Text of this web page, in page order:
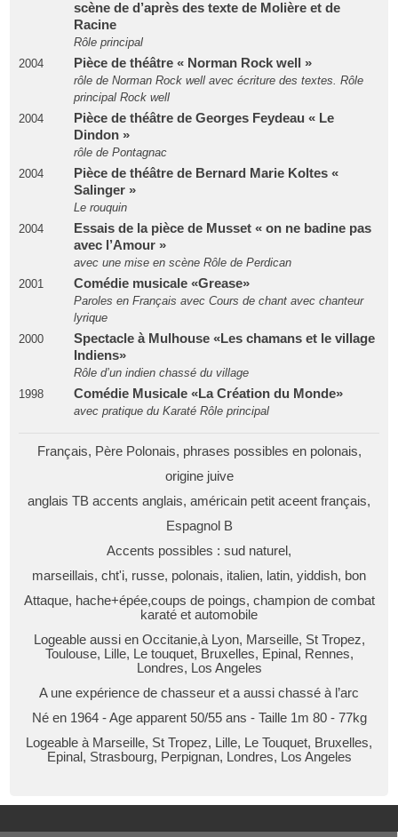
scène de d’après des texte de Molière et de
Racine
Rôle principal
2004
Pièce de théâtre « Norman Rock well »
rôle de Norman Rock well avec écriture des textes. Rôle
principal Rock well
2004
Pièce de théâtre de Georges Feydeau « Le
Dindon »
rôle de Pontagnac
2004
Pièce de théâtre de Bernard Marie Koltes «
Salinger »
Le rouquin
2004
Essais de la pièce de Musset « on ne badine pas
avec l’Amour »
avec une mise en scène Rôle de Perdican
2001
Comédie musicale «Grease»
Paroles en Français avec Cours de chant avec chanteur
lyrique
2000
Spectacle à Mulhouse «Les chamans et le village
Indiens»
Rôle d’un indien chassé du village
1998
Comédie Musicale «La Création du Monde»
avec pratique du Karaté Rôle principal
Français, Père Polonais, phrases possibles en polonais,
origine juive
anglais TB accents anglais, américain petit aceent français,
Espagnol B
Accents possibles : sud naturel,
marseillais, cht'i, russe, polonais, italien, latin, yiddish, bon
Attaque, hache+épée,coups de poings, champion de combat
karaté et automobile
Logeable aussi en Occitanie,à Lyon, Marseille, St Tropez,
Toulouse, Lille, Le touquet, Bruxelles, Epinal, Rennes,
Londres, Los Angeles
A une expérience de chasseur et a aussi chassé à l’arc
Né en 1964 - Age apparent 50/55 ans - Taille 1m 80 - 77kg
Logeable à Marseille, St Tropez, Lille, Le Touquet, Bruxelles,
Epinal, Strasbourg, Perpignan, Londres, Los Angeles